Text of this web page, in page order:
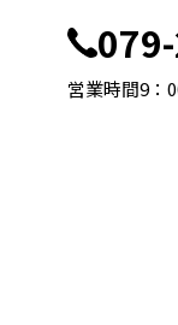
営業時間9：